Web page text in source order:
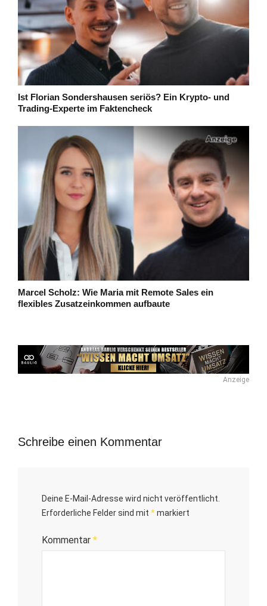
Ist Florian Sondershausen seriös? Ein Krypto- und
Trading-Experte im Faktencheck
Marcel Scholz: Wie Maria mit Remote Sales ein
flexibles Zusatzeinkommen aufbaute
Anzeige
Schreibe einen Kommentar
Deine E-Mail-Adresse wird nicht veröffentlicht.
Erforderliche Felder sind mit *markiert
Kommentar *